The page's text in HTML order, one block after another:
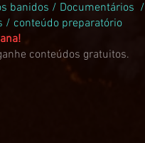
banidos / Documentários /
/ conteúdo preparatório
conteúdos gratuitos.